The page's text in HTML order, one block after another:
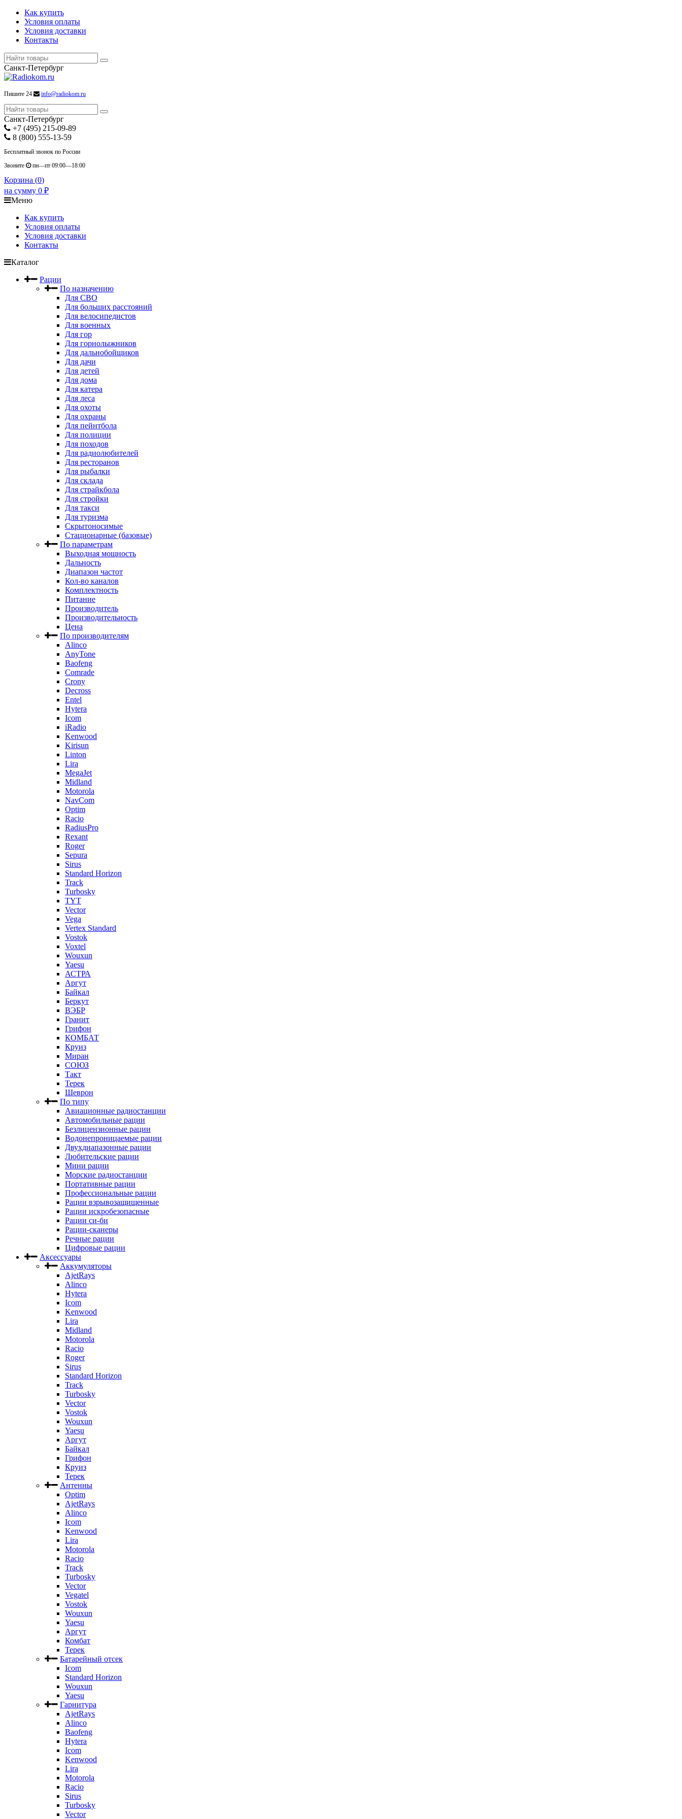
Как купить
Условия оплаты
Условия доставки
Контакты
Санкт-Петербург
Пишите 24 info@radiokom.ru
Санкт-Петербург
+7 (495) 215-09-89
8 (800) 555-13-59
Бесплатный звонок по России
Звоните
пн—пт 09:00—18:00
Корзина (0)
на сумму 0 ₽
Меню
Как купить
Условия оплаты
Условия доставки
Контакты
Каталог
Рации
По назначению
Для СВО
Для больших расстояний
Для велосипедистов
Для военных
Для гор
Для горнолыжников
Для дальнобойщиков
Для дачи
Для детей
Для дома
Для катера
Для леса
Для охоты
Для охраны
Для пейнтбола
Для полиции
Для походов
Для радиолюбителей
Для ресторанов
Для рыбалки
Для склада
Для страйкбола
Для стройки
Для такси
Для туризма
Скрытоносимые
Стационарные (базовые)
По параметрам
Выходная мощность
Дальность
Диапазон частот
Кол-во каналов
Комплектность
Питание
Производитель
Производительность
Цена
По производителям
Alinco
AnyTone
Baofeng
Comrade
Crony
Decross
Entel
Hytera
Icom
iRadio
Kenwood
Kirisun
Linton
Lira
MegaJet
Midland
Motorola
NavCom
Optim
Racio
RadiusPro
Rexant
Roger
Sepura
Sirus
Standard Horizon
Track
Turbosky
TYT
Vector
Vega
Vertex Standard
Vostok
Voxtel
Wouxun
Yaesu
АСТРА
Аргут
Байкал
Беркут
ВЭБР
Гранит
Грифон
КОМБАТ
Круиз
Миран
СОЮЗ
Такт
Терек
Шеврон
По типу
Авиационные радиостанции
Автомобильные рации
Безлицензионные рации
Водонепроницаемые рации
Двухдиапазонные рации
Любительские рации
Мини рации
Морские радиостанции
Портативные рации
Профессиональные рации
Рации взрывозащищенные
Рации искробезопасные
Рации си-би
Рации-сканеры
Речные рации
Цифровые рации
Аксессуары
Аккумуляторы
AjetRays
Alinco
Hytera
Icom
Kenwood
Lira
Midland
Motorola
Racio
Roger
Sirus
Standard Horizon
Track
Turbosky
Vector
Vostok
Wouxun
Yaesu
Аргут
Байкал
Грифон
Круиз
Терек
Антенны
Optim
AjetRays
Alinco
Icom
Kenwood
Lira
Motorola
Racio
Track
Turbosky
Vector
Vegatel
Vostok
Wouxun
Yaesu
Аргут
Комбат
Терек
Батарейный отсек
Icom
Standard Horizon
Wouxun
Yaesu
Гарнитура
AjetRays
Alinco
Baofeng
Hytera
Icom
Kenwood
Lira
Motorola
Racio
Sirus
Turbosky
Vector